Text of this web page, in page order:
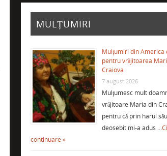
MULȚUMIRI
Mulţumiri din America
pentru vrăjitoarea
Craiova
7 august 2026
Mulţumesc mult
vrăjitoare Maria din
pentru că prin harul său
deosebit mi-a adus …
continuare »